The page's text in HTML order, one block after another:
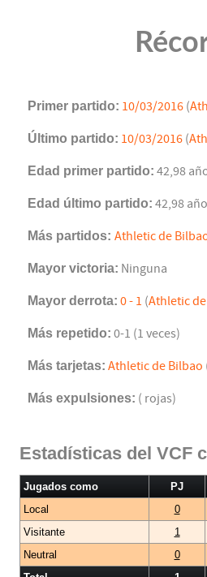
Primer partido: 10/03/2016 (
Último partido: 10/03/2016 (
Edad primer partido: 42,98
Edad último partido: 42,98
Más partidos: Athletic de
Mayor victoria: Ninguna
Mayor derrota: 0 - 1 (Athletic
Más repetido: 0-1 (1 veces)
Más tarjetas: Athletic de Bilbao
Más expulsiones: ( rojas)
Estadísticas del VCF
Jugados como PJ
Local
0
Visitante
1
Neutral
0